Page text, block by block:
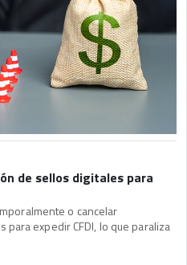
de sellos digitales para
o cancelar
expedir CFDI, lo que paraliza